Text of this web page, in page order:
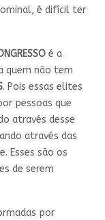
é difícil ter
é a
quem não tem
. Pois essas elites
pessoas que
através desse
através das
Esses são os
de serem
por